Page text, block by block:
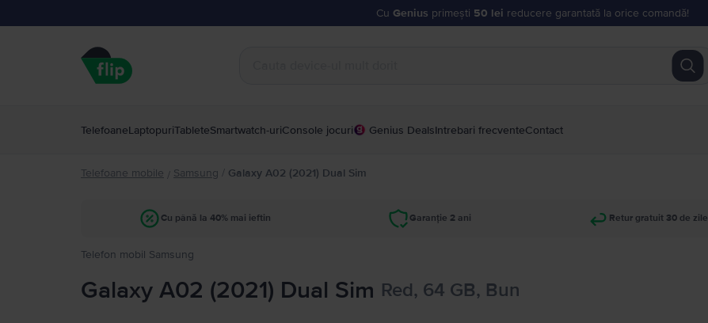
Cu Genius primești 50 lei reducere garantată la orice comandă!
TelefoaneLaptopuriTableteSmartwatch-uriConsole jocuri Genius DealsIntrebari frecventeContact
Telefoane mobile / Samsung / Galaxy A02 (2021) Dual Sim
Cu până la 40% mai ieftin Garanție 2 ani Retur gratuit 30 de zile
Telefon mobil Samsung
Galaxy A02 (2021) Dual Sim Red, 64 GB, Bun